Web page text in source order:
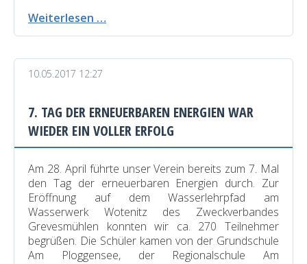
Weiterlesen …
Insel
10.05.2017 12:27
7. TAG DER ERNEUERBAREN ENERGIEN WAR
WIEDER EIN VOLLER ERFOLG
Am 28. April führte unser Verein bereits zum 7. Mal
den Tag der erneuerbaren Energien durch. Zur
Eröffnung auf dem Wasserlehrpfad am
Wasserwerk Wotenitz des Zweckverbandes
Grevesmühlen konnten wir ca. 270 Teilnehmer
begrüßen. Die Schüler kamen von der Grundschule
Am Ploggensee, der Regionalschule Am